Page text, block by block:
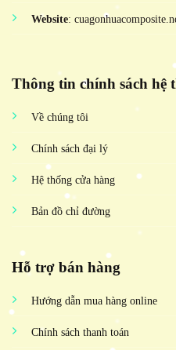
Website:
Thông tin chính sách hệ
Về chúng tôi
Chính sách đại lý
Hệ thống cửa hàng
Bản đồ chỉ đường
Hỗ trợ bán hàng
Hướng dẫn mua hàng online
Chính sách thanh toán